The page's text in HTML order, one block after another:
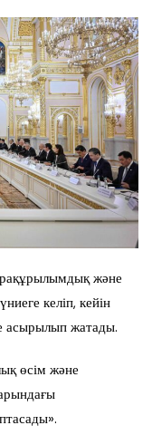
және
келіп, кейін
асырылып жатады.
өсім және